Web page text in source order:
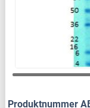
Produktnummer